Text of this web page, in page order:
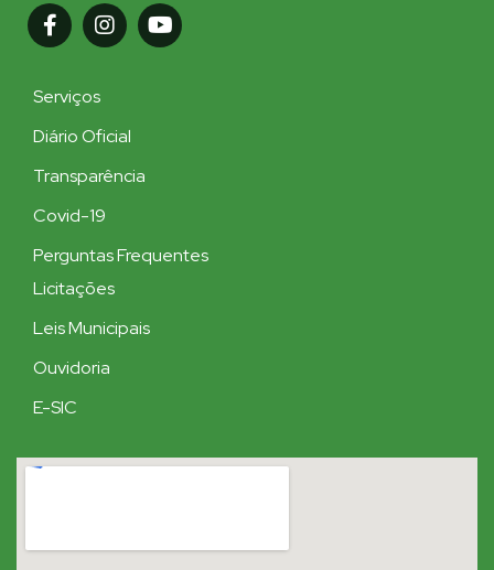
Serviços
Diário Oficial
Transparência
Covid-19
Perguntas Frequentes
Licitações
Leis Municipais
Ouvidoria
E-SIC